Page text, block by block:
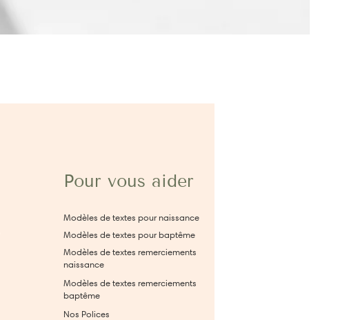
Pour vous aider
Modèles de textes pour naissance
Modèles de textes pour baptême
Modèles de textes remerciements
naissance
Modèles de textes remerciements
baptême
Nos Polices